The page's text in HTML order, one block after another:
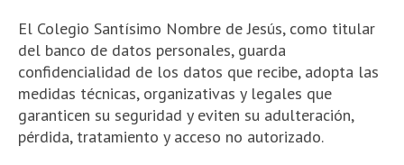
El Colegio Santísimo Nombre de Jesús, como titular
del banco de datos personales, guarda
confidencialidad de los datos que recibe, adopta las
medidas técnicas, organizativas y legales que
garanticen su seguridad y eviten su adulteración,
pérdida, tratamiento y acceso no autorizado.